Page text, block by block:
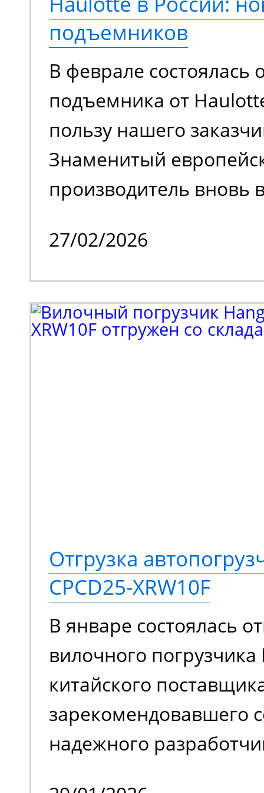
еще более
сравнению с
поколения.
подъемников
В феврале состоялась
подъемника от
пользу нашего
Знаменитый
производитель вновь
временного затишья.
Клиенту
парк спецтехники. В
входил поиск
подвижности
задействовать
ограниченном
обслуживать
с препятствиями.
27/02/2026
Отгрузка
CPCD25-XRW10F
В январе состоялась
вилочного погрузчика
китайского
зарекомендовавшего
надежного